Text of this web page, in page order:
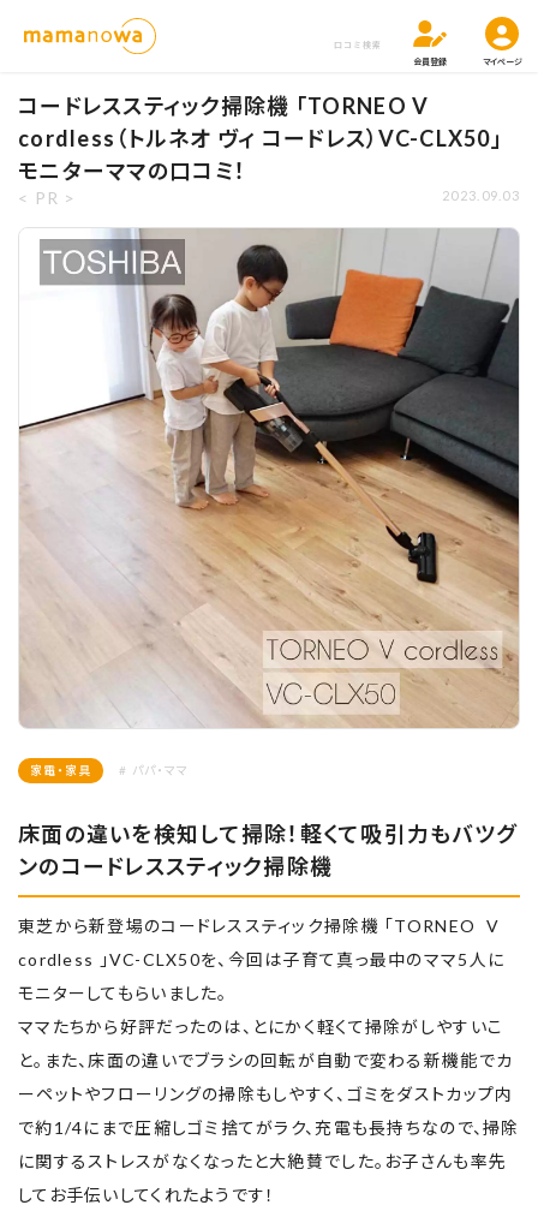
口コミ検索
会員登録
マイページ
コードレススティック掃除機 「TORNEO V
cordless（トルネオ ヴィ コードレス）VC-CLX50」
モニターママの口コミ！
< PR > 2023.09.03
家電・家具 # パパ・ママ
床面の違いを検知して掃除！軽くて吸引力もバツグ
ンのコードレススティック掃除機
東芝から新登場のコードレススティック掃除機 「TORNEO V
cordless 」VC-CLX50を、今回は子育て真っ最中のママ5人に
モニターしてもらいました。
ママたちから好評だったのは、とにかく軽くて掃除がしやすいこ
と。また、床面の違いでブラシの回転が自動で変わる新機能でカ
ーペットやフローリングの掃除もしやすく、ゴミをダストカップ内
で約1/4にまで圧縮しゴミ捨てがラク、充電も長持ちなので、掃除
に関するストレスがなくなったと大絶賛でした。お子さんも率先
してお手伝いしてくれたようです！